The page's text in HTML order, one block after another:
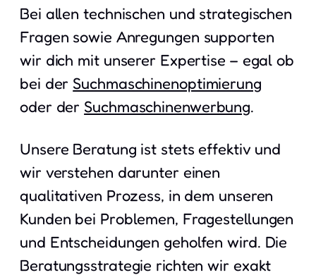
Bei allen technischen und strategischen
Fragen sowie Anregungen supporten
wir dich mit unserer Expertise – egal ob
bei der Suchmaschinenoptimierung
oder der Suchmaschinenwerbung.
Unsere Beratung ist stets effektiv und
wir verstehen darunter einen
qualitativen Prozess, in dem unseren
Kunden bei Problemen, Fragestellungen
und Entscheidungen geholfen wird. Die
Beratungsstrategie richten wir exakt